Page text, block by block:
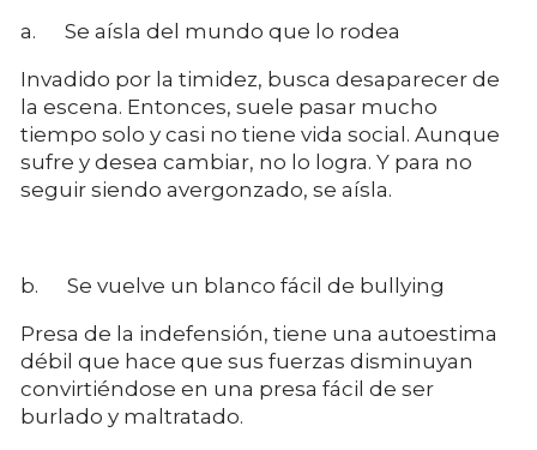
a. Se aísla del mundo que lo rodea
Invadido por la timidez, busca desaparecer de
la escena. Entonces, suele pasar mucho
tiempo solo y casi no tiene vida social. Aunque
sufre y desea cambiar, no lo logra. Y para no
seguir siendo avergonzado, se aísla.
b. Se vuelve un blanco fácil de bullying
Presa de la indefensión, tiene una autoestima
débil que hace que sus fuerzas disminuyan
convirtiéndose en una presa fácil de ser
burlado y maltratado.